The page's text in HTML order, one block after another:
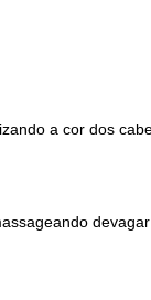
a cor dos